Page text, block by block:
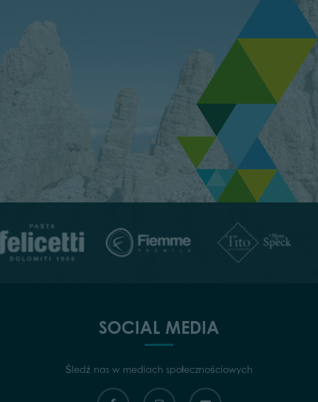
SOCIAL MEDIA
Śledź nas w mediach społecznościowych